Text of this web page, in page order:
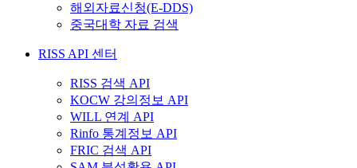
해외자료신청(E-DDS)
중국대학 자료 검색
RISS API 센터
RISS 검색 API
KOCW 강의정보 API
WILL 연계 API
Rinfo 통계정보 API
FRIC 검색 API